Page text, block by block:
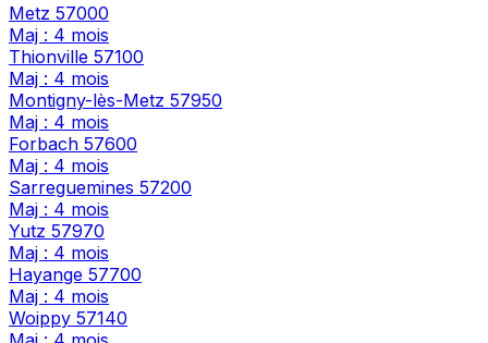
Metz 57000
Maj : 4 mois
Thionville 57100
Maj : 4 mois
Montigny-lès-Metz 57950
Maj : 4 mois
Forbach 57600
Maj : 4 mois
Sarreguemines 57200
Maj : 4 mois
Yutz 57970
Maj : 4 mois
Hayange 57700
Maj : 4 mois
Woippy 57140